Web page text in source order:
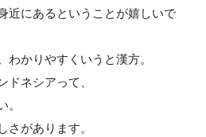
近にあるということが嬉しいで
わかりやすくいうと漢方。
ドネシアって、
。
さがあります。